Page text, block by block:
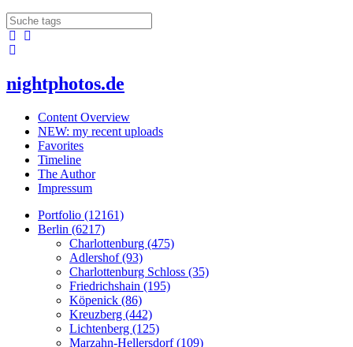
nightphotos.de
Content Overview
NEW: my recent uploads
Favorites
Timeline
The Author
Impressum
Portfolio (12161)
Berlin (6217)
Charlottenburg (475)
Adlershof (93)
Charlottenburg Schloss (35)
Friedrichshain (195)
Köpenick (86)
Kreuzberg (442)
Lichtenberg (125)
Marzahn-Hellersdorf (109)